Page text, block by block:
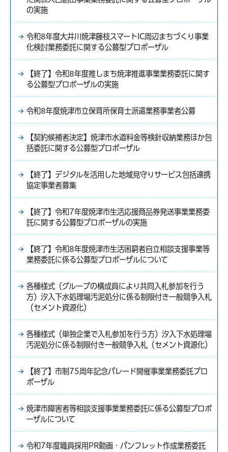
の実施
令和8年度大井川焼津藤枝スマートIC周辺まちづくり事業
化検討業務委託に関する公募型プロポーザル
【終了】令和8年度推しまち焼津推進事業業務委託に関す
る公募型プロポーザルの実施
令和8年度焼津市立保育所保育士派遣業務事業者公募
【契約候補者決定】焼津市水道料金等検針収納業務ほか包
括委託に関する公募型プロポーザル
【終了】デジタルを活用した地域見守りサービス包括連携
協定事業者募集
【終了】令和7年度焼津市生活応援商品券発送事業業務委
託に関する公募型プロポーザルの実施
【終了】令和8年度焼津市生活困窮者自立相談支援事業等
業務委託に係る公募型プロポーザルについて
各種様式（グループの構成員により共同入札参加を行う
方）汐入下水処理場汚泥処分に係る制限付き一般競争入札
（セメント資源化）
各種様式（単独企業で入札参加を行う方）汐入下水処理場
汚泥処分に係る制限付き一般競争入札（セメント資源化）
【終了】市制75周年記念パレード開催事業業務委託プロ
ポーザル
焼津市障害者等相談支援事業業務委託に係る公募型プロポ
ーザルについて
令和7年度職員採用PR動画・パンフレット作成業務委託